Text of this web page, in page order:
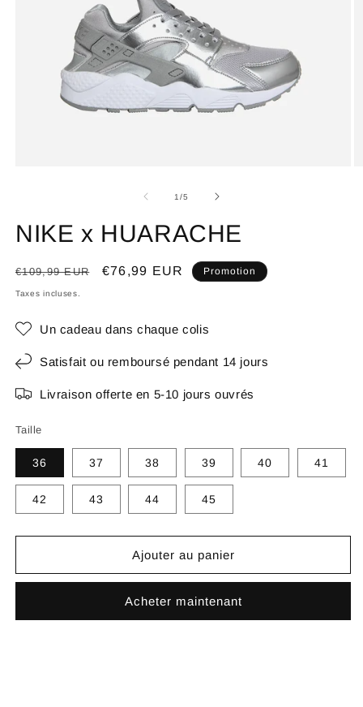
1/de
5
NIKE x HUARACHE
Prix
habituel
€109,99 EUR
Prix
€76,99 EUR Promotion
Taxes incluses.
Un cadeau dans chaque colis
Satisfait ou remboursé pendant 14 jours
Livraison offerte en 5-10 jours ouvrés
Taille
36 37 38 39 40 41
42 43 44 45
Ajouter au panier
Acheter maintenant